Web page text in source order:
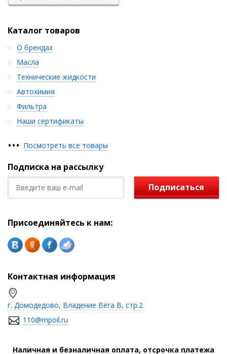
Каталог товаров
О брендах
Масла
Технические жидкости
Автохимия
Фильтра
Наши сертификаты
••• Посмотреть все товары
Подписка на рассылку
Подписаться
Присоединяйтесь к нам:
Контактная информация
г. Домодедово, Владение Вега В, стр.2
110@mpoil.ru
Наличная и безналичная оплата, отсрочка платежа